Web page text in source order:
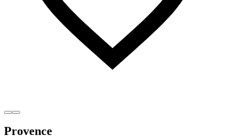
Provence